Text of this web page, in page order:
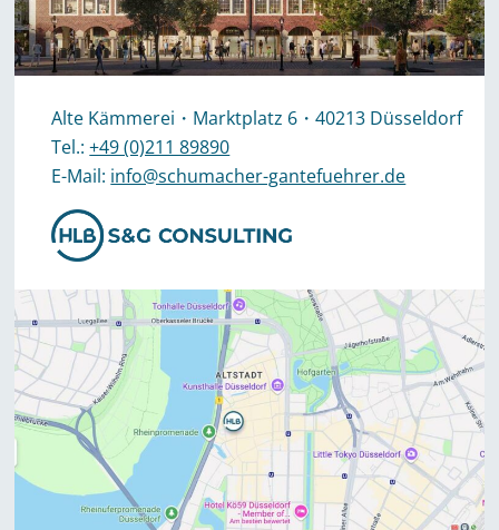
Alte Kämmerei・Marktplatz 6・40213 Düsseldorf
Tel.:+49 (0)211 89890
E-Mail: info@schumacher-gantefuehrer.de